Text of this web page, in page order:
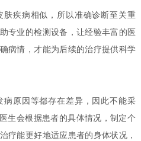
疾病相似，所以准确诊断至关重
专业的检测设备，让经验丰富的医
病情，才能为后续的治疗提供科学
原因等都存在差异，因此不能采
生会根据患者的具体情况，制定个
疗能更好地适应患者的身体状况，